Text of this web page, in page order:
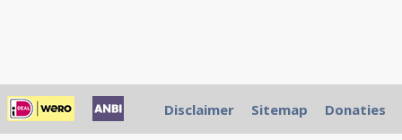
Disclaimer Sitemap Donaties